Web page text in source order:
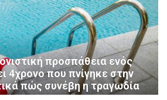
προσπάθεια ενός
4χρονο που πνίγηκε στην
πώς συνέβη η τραγωδία